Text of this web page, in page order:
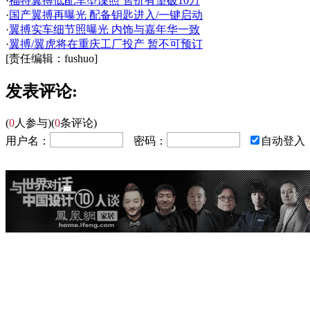
·国产翼搏再曝光 配备钥匙进入/一键启动
·翼搏实车细节照曝光 内饰与嘉年华一致
·翼搏/翼虎将在重庆工厂投产 暂不可预订
[责任编辑：fushuo]
发表评论:
(0人参与)(0条评论)
用户名：
密码： 自动登入